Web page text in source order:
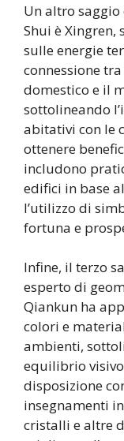
Un altro
Shui è Xingren,
sulle energie
connessione
domestico e il
sottolineando
abitativi con le
ottenere
includono
edifici in base
l’utilizzo di
fortuna e
Infine, il terzo
esperto di
Qiankun ha
colori e
ambienti,
equilibrio
disposizione
insegnamenti
cristalli e altre